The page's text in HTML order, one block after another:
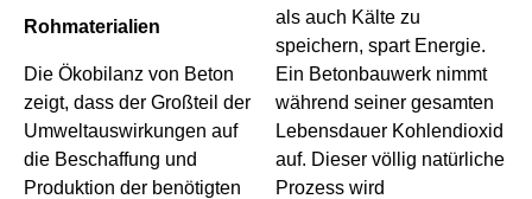
Rohmaterialien
Die Ökobilanz von Beton
zeigt, dass der Großteil der
Umweltauswirkungen auf
die Beschaffung und
Produktion der benötigten
als auch Kälte zu
speichern, spart Energie.
Ein Betonbauwerk nimmt
während seiner gesamten
Lebensdauer Kohlendioxid
auf. Dieser völlig natürliche
Prozess wird